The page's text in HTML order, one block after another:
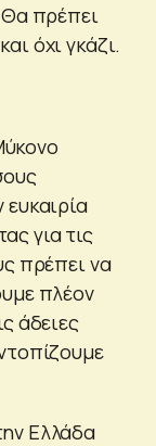
πρέπει
όχι γκάζι.
για τις
πρέπει να
πλέον
άδειες
Ελλάδα